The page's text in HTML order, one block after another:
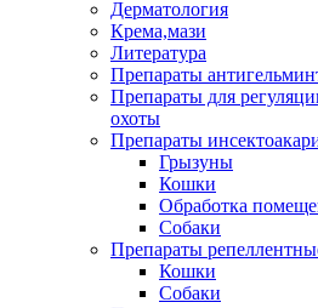
Дерматология
Крема,мази
Литература
Препараты
Препараты для
охоты
Препараты
Грызуны
Кошки
Обработка
Собаки
Препараты
Кошки
Собаки